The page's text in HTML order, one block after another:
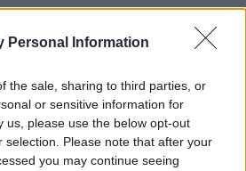
Personal Information
the sale, sharing to third parties, or
or sensitive information for
us, please use the below opt-out
selection. Please note that after your
you may continue seeing